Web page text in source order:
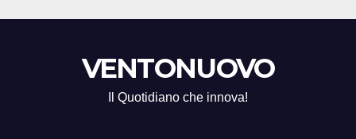
VENTONUOVO
Il Quotidiano che innova!